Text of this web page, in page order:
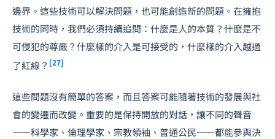
邊界。這些技術可以解決問題，也可能創造新的問題。在擁抱
技術的同時，我們必須持續追問：什麼是人的本質？什麼是不
可侵犯的尊嚴？什麼樣的介入是可接受的，什麼樣的介入越過
了紅線？ [27]
這些問題沒有簡單的答案，而且答案可能隨著技術的發展與社
會的變遷而改變。重要的是保持開放的對話，讓不同的聲音
——科學家、倫理學家、宗教領袖、普通公民——都能參與決